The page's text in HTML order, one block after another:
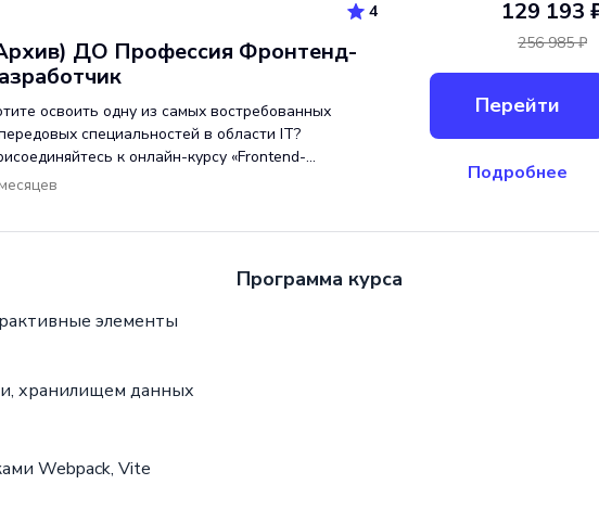
4
ДО Профессия Фронтенд-
освоить одну из самых востребованных
специальностей в области IT?
к онлайн-курсу «Frontend-
который проводят опытнейшие
129 193
256 985 ₽
Перейти
Подробнее
элементы
хранилищем данных
Webpack, Vite
Программа курса